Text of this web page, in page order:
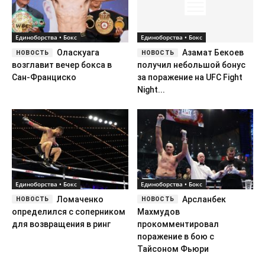
Единоборства • Бокс
Оласкуага
возглавит вечер бокса в
Сан-Франциско
Единоборства • Бокс
Азамат Бекоев
получил небольшой бонус
за поражение на UFC Fight
Night...
Единоборства • Бокс
Ломаченко
определился с соперником
для возвращения в ринг
Единоборства • Бокс
Арсланбек
Махмудов
прокомментировал
поражение в бою с
Тайсоном Фьюри